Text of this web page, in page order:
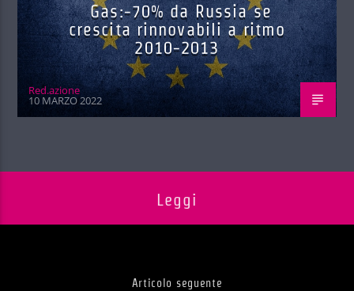
Gas:-70% da Russia se
crescita rinnovabili a ritmo
2010-2013
Red.azione
10 MARZO 2022
Leggi
Articolo seguente